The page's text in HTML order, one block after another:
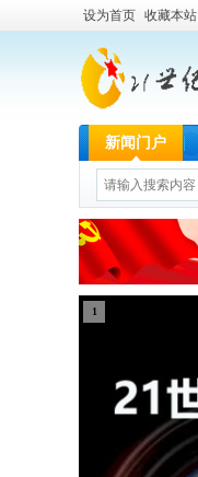
设为首页 收藏本站
新闻门户
1